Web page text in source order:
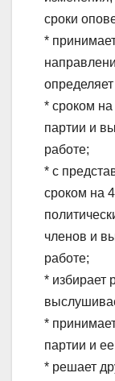
сроки
*
* сроком на
партии и
работе;
* с
сроком на
членов и
работе;
* избирает
*
партии и
* решает